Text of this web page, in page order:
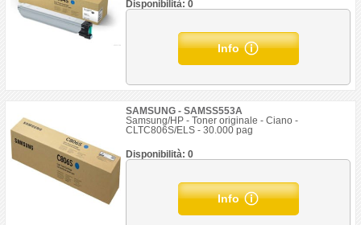
Disponibilità: 0
Info
SAMSUNG - SAMSS553A
Samsung/HP - Toner originale - Ciano -
CLTC806S/ELS - 30.000 pag
Disponibilità: 0
Info